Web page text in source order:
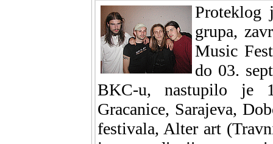
Proteklog
grupa,
Music
do 03.
BKC-u, nastupilo je
Gracanice, Sarajeva,
festivala, Alter art